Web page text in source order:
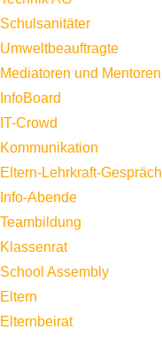
Schulsanitäter
Umweltbeauftragte
Mediatoren und Mentoren
InfoBoard
IT-Crowd
Kommunikation
Eltern-Lehrkraft-Gespräch
Info-Abende
Teambildung
Klassenrat
School Assembly
Eltern
Elternbeirat